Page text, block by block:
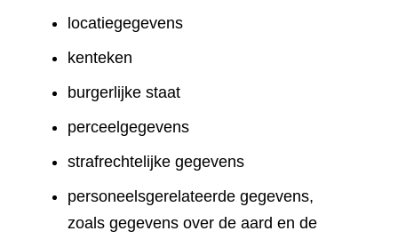
locatiegegevens
kenteken
burgerlijke staat
perceelgegevens
strafrechtelijke gegevens
personeelsgerelateerde gegevens,
zoals gegevens over de aard en de